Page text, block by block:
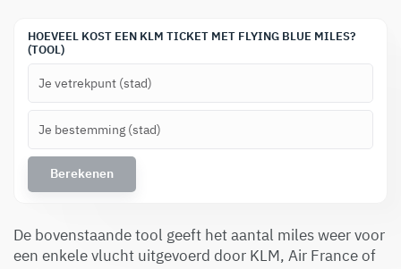
HOEVEEL KOST EEN KLM TICKET MET FLYING BLUE MILES?
(TOOL)
De bovenstaande tool geeft het aantal miles weer voor
een enkele vlucht uitgevoerd door KLM, Air France of